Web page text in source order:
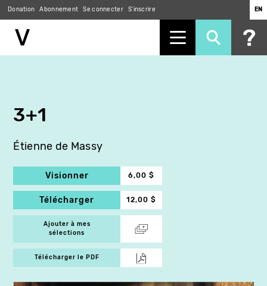
Donation Abonnement Se connecter S'inscrire EN
3+1
Étienne de Massy
Visionner 6,00 $
Télécharger 12,00 $
Ajouter à mes
sélections
Télécharger le PDF